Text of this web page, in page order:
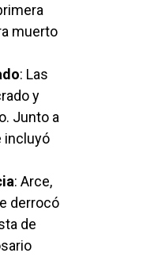
muerto
: Las
y
Junto a
incluyó
: Arce,
derrocó
de